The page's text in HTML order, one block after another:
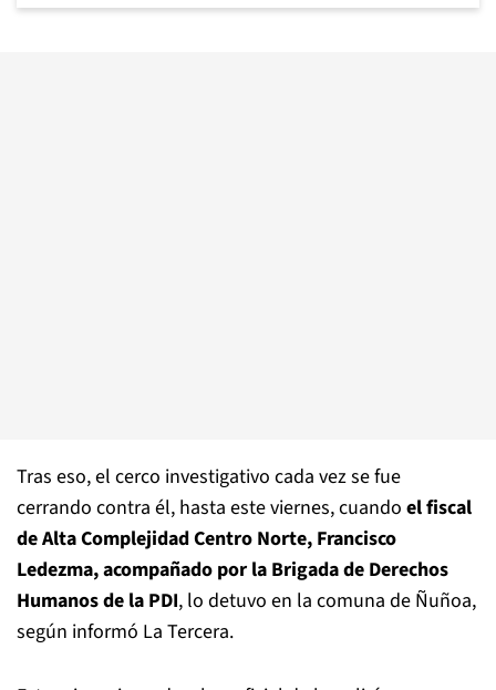
Tras eso, el cerco investigativo cada vez se fue
cerrando contra él, hasta este viernes, cuando el fiscal
de Alta Complejidad Centro Norte, Francisco
Ledezma, acompañado por la Brigada de Derechos
Humanos de la PDI, lo detuvo en la comuna de Ñuñoa,
según informó La Tercera.